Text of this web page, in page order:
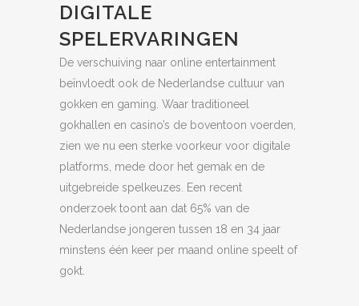
DIGITALE
SPELERVARINGEN
De verschuiving naar online entertainment
beïnvloedt ook de Nederlandse cultuur van
gokken en gaming. Waar traditioneel
gokhallen en casino’s de boventoon voerden,
zien we nu een sterke voorkeur voor digitale
platforms, mede door het gemak en de
uitgebreide spelkeuzes. Een recent
onderzoek toont aan dat 65% van de
Nederlandse jongeren tussen 18 en 34 jaar
minstens één keer per maand online speelt of
gokt.